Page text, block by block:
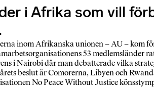
i Afrika som vill
inom Afrikanska unionen – AU – kom
53 medlemsländer
i Nairobi där man debatterade vilka
beslut är Comorerna, Libyen och
No Peace Without Justice